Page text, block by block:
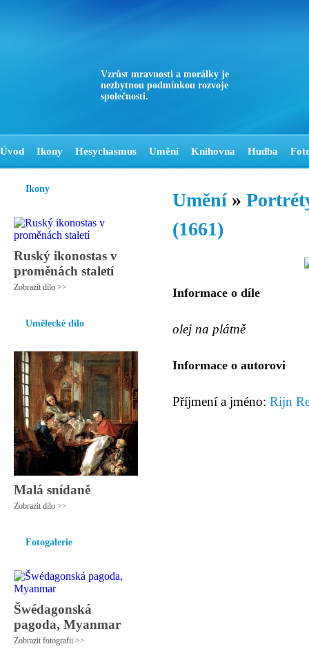
Vzrůst mravnosti a morálky je
nezbytnou podmínkou rozvoje
společnosti.
Úvod Ikony Hesychasmus Umění Knihovna Hudba
Ikony
Ruský ikonostas v
proměnách staletí
Zobrazit dílo >>
Umělecké dílo
Malá snídaně
Zobrazit dílo >>
Fotogalerie
Šwédagonská
pagoda, Myanmar
Zobrazit fotografii >>
Umění »
(1661)
Informace o díle
olej na plátně
Informace o autorovi
Příjmení a jméno: Rijn